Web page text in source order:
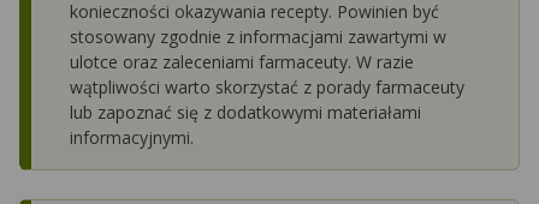
konieczności okazywania recepty. Powinien być
stosowany zgodnie z informacjami zawartymi w
ulotce oraz zaleceniami farmaceuty. W razie
wątpliwości warto skorzystać z porady farmaceuty
lub zapoznać się z dodatkowymi materiałami
informacyjnymi.